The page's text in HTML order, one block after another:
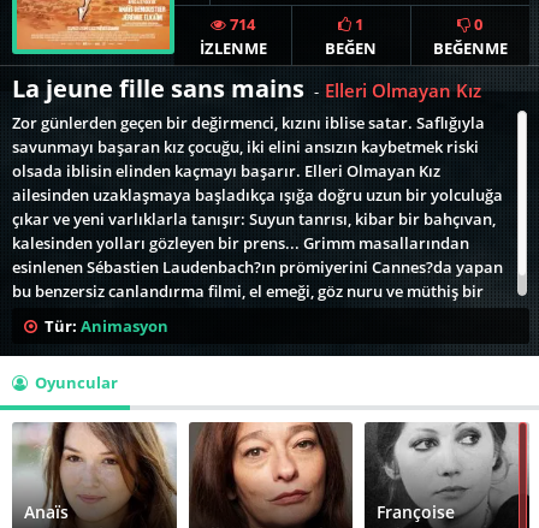
714
İZLENME
1
BEĞEN
0
BEĞENME
La jeune fille sans mains - Elleri Olmayan Kız
Zor günlerden geçen bir değirmenci, kızını iblise satar. Saflığıyla
savunmayı başaran kız çocuğu, iki elini ansızın kaybetmek riski
olsada iblisin elinden kaçmayı başarır. Elleri Olmayan Kız
ailesinden uzaklaşmaya başladıkça ışığa doğru uzun bir yolculuğa
çıkar ve yeni varlıklarla tanışır: Suyun tanrısı, kibar bir bahçıvan,
kalesinden yolları gözleyen bir prens... Grimm masallarından
esinlenen Sébastien Laudenbach?ın prömiyerini Cannes?da yapan
bu benzersiz canlandırma filmi, el emeği, göz nuru ve müthiş bir
zevkle yoğrulmuş bir zihnin ürünü.
Tür: Animasyon
Oyuncular
Anaïs
Françoise